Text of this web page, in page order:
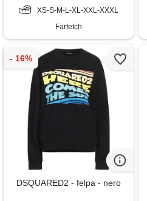
XS-S-M-L-XL-XXL-XXXL
Farfetch
DSQUARED2 - felpa - nero